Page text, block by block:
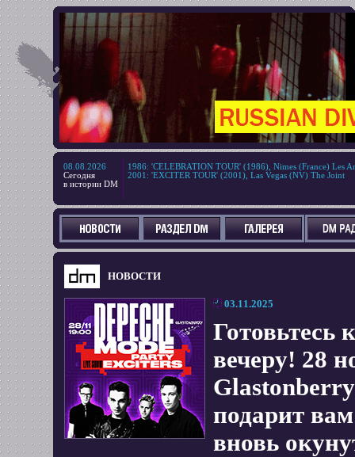
08.08.2026
Сегодня
в истории DM
1986: 'CELEBRATION TOUR' (1986), Nimes (France) Les
2001 : 'EXCITER TOUR' (2001), Las Vegas (NV) The Joint
НОВОСТИ
03.11.2025
вечеру! 28
подарит
вновь